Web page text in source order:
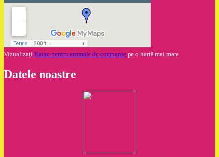
Vizualizaţi Haine pentru animale de companie pe o hartă mai mare
Datele noastre